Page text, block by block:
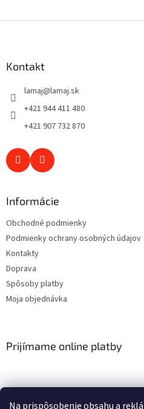
Na prispôsobenie obsahu a
s
Kontakt
lamaj@lamaj.sk
+421 944 411 480
+421 907 732 870
Informácie
Obchodné podmienky
Podmienky ochrany osobných údajov
Kontakty
Doprava
Spôsoby platby
Moja objednávka
Prijímame online platby